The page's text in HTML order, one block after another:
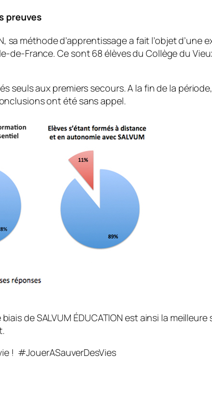
preuves
sa méthode d’apprentissage a fait l’objet
de-France. Ce sont 68 élèves du Collège du
seuls aux premiers secours. A la fin de la
ont été sans appel.
de SALVUM ÉDUCATION est ainsi la
! #JouerASauverDesVies